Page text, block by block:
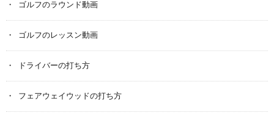
ゴルフのラウンド動画
ゴルフのレッスン動画
ドライバーの打ち方
フェアウェイウッドの打ち方